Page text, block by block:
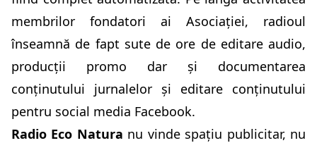
membrilor fondatori ai Asociației, radioul
înseamnă de fapt sute de ore de editare audio,
producții promo dar și documentarea
conținutului jurnalelor și editare conținutului
pentru social media Facebook.
Radio Eco Natura nu vinde spațiu publicitar, nu